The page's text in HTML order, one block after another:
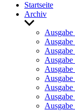
Start­seite
Archiv
Untermenü
anzeigen
Ausgabe